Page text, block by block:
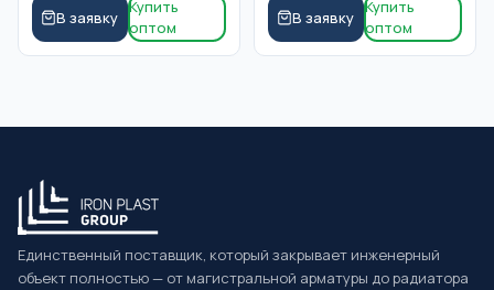
В заявку
Купить
оптом
В заявку
Купить
оптом
Единственный поставщик, который закрывает инженерный
объект полностью — от магистральной арматуры до радиатора